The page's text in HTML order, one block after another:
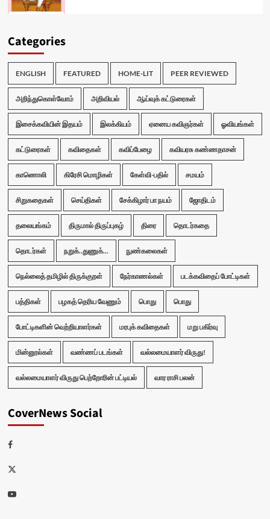
Categories
ENGLISH FEATURED HOME-LIT PEER REVIEWED
அறிந்துகொள்வோம் அறிவியல் ஆய்வுக் கட்டுரைகள்
இசைக்கவியின் இதயம் இலக்கியம் ஏனைய கவிஞர்கள் ஓவியங்கள்
கட்டுரைகள் கவிதைகள் கவிப்பேழை கவியரசு கண்ணதாசன்
காணொலி கிரேசி மொழிகள் கேள்வி-பதில் சமயம்
சிறுகதைகள் செய்திகள் சேக்கிழார் பா நயம் ஜோதிடம்
தலையங்கம் திருமால் திருப்புகழ் திரை தொடர்கதை
தொடர்கள் நறுக்..துணுக்... நுண்கலைகள்
நெல்லைத் தமிழில் திருக்குறள் நேர்காணல்கள் படக்கவிதைப் போட்டிகள்
பத்திகள் பழகத் தெரிய வேணும் பொது பொது
போட்டிகளின் வெற்றியாளர்கள் மரபுக் கவிதைகள் மறு பகிர்வு
மின்னூல்கள் வண்ணப் படங்கள் வல்லமையாளர் விருது!
வல்லமையாளர் விருது பெற்றோரின் பட்டியல் வார ராசி பலன்
CoverNews Social
Facebook
Twitter
Youtube